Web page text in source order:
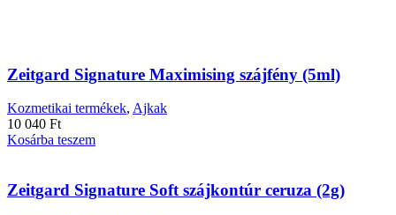
Zeitgard Signature Maximising szájfény (5ml)
Kozmetikai termékek, Ajkak
10 040 Ft
Kosárba teszem
Zeitgard Signature Soft szájkontúr ceruza (2g)